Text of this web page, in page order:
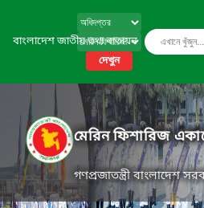
বাংলাদেশ জাতীয় তথ্য বাতায়ন
দেখুন
মেরিন ফিশারিজ
গণপ্রজাতন্ত্রী বাংলাদেশ